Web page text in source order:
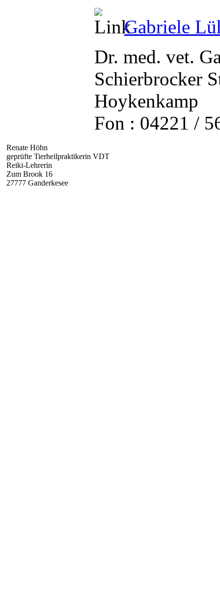
Gabriele
Dr. med. vet.
Schierbrocker
Hoykenkamp
Fon : 04221 /
Renate Höhn
geprüfte Tierheilpraktikerin VDT
Reiki-Lehrerin
Zum Brook 16
27777 Ganderkesee